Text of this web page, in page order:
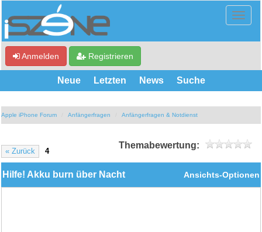
Anmelden Registrieren
Neue Letzten News Suche
Apple iPhone Forum Anfängerfragen Anfängerfragen & Notdienst
« Zurück 4
Themabewertung:
Ansichts-Optionen
Hilfe! Akku burn über Nacht